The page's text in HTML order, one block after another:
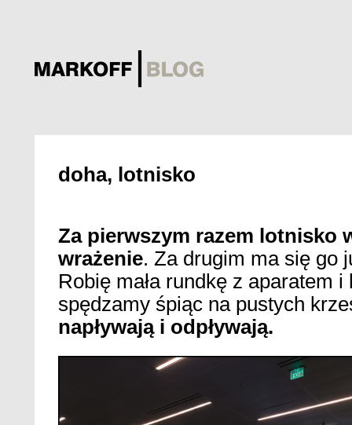
doha, lotnisko
Za pierwszym razem lotnisko
wrażenie. Za drugim ma się go
Robię mała rundkę z aparatem
spędzamy śpiąc na pustych
napływają i odpływają.